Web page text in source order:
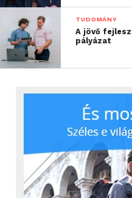
TUDOMÁNY
A jövő
pályázat